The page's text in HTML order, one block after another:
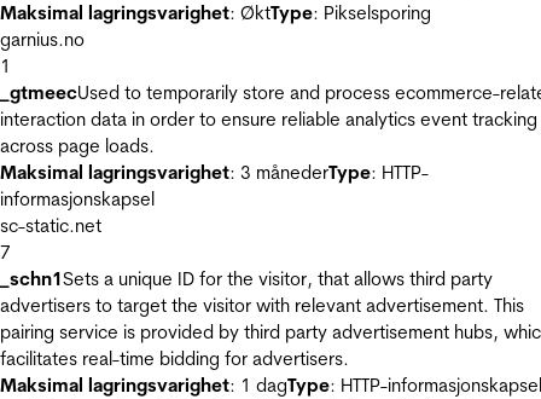
Maksimal lagringsvarighet: ØktType: Pikselsporing
garnius.no
1
_gtmeecUsed to temporarily store and process ecommerce-
interaction data in order to ensure reliable analytics event tracking
across page loads.
Maksimal lagringsvarighet: 3 månederType: HTTP-
informasjonskapsel
sc-static.net
7
_schn1Sets a unique ID for the visitor, that allows third party
advertisers to target the visitor with relevant advertisement. This
pairing service is provided by third party advertisement hubs,
facilitates real-time bidding for advertisers.
Maksimal lagringsvarighet: 1 dagType: HTTP-informasjonskapsel